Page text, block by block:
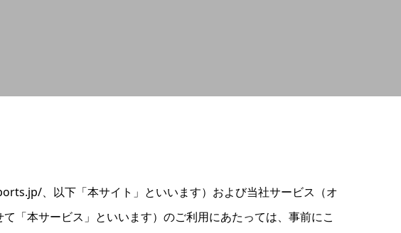
、以下「本サイト」といいます）および当社サービス（オ
「本サービス」といいます）のご利用にあたっては、事前にこ